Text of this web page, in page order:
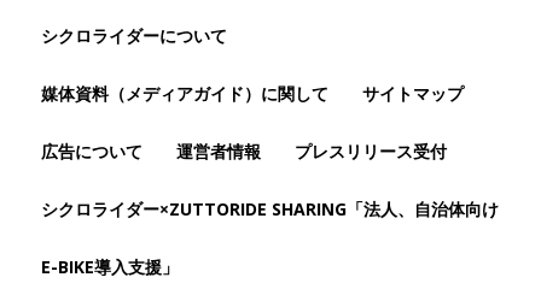
シクロライダーについて
媒体資料（メディアガイド）に関して サイトマップ
広告について 運営者情報 プレスリリース受付
シクロライダー×ZUTTORIDE SHARING「法人、自治体向け
E-BIKE導入支援」